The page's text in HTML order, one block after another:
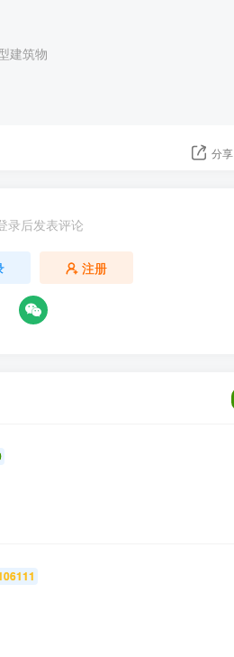
建筑物
分享
录后发表评论
注册